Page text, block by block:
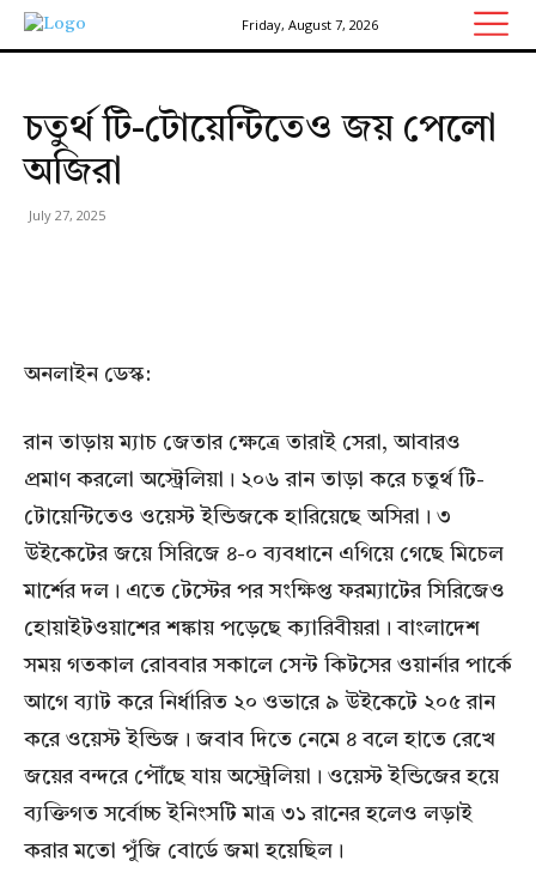
Friday, August 7, 2026
চতুর্থ টি-টোয়েন্টিতেও জয় পেলো
অজিরা
July 27, 2025
অনলাইন ডেস্ক:
রান তাড়ায় ম্যাচ জেতার ক্ষেত্রে তারাই সেরা, আবারও
প্রমাণ করলো অস্ট্রেলিয়া। ২০৬ রান তাড়া করে চতুর্থ টি-
টোয়েন্টিতেও ওয়েস্ট ইন্ডিজকে হারিয়েছে অসিরা। ৩
উইকেটের জয়ে সিরিজে ৪-০ ব্যবধানে এগিয়ে গেছে মিচেল
মার্শের দল। এতে টেস্টের পর সংক্ষিপ্ত ফরম্যাটের সিরিজেও
হোয়াইটওয়াশের শঙ্কায় পড়েছে ক্যারিবীয়রা। বাংলাদেশ
সময় গতকাল রোববার সকালে সেন্ট কিটসের ওয়ার্নার পার্কে
আগে ব্যাট করে নির্ধারিত ২০ ওভারে ৯ উইকেটে ২০৫ রান
করে ওয়েস্ট ইন্ডিজ। জবাব দিতে নেমে ৪ বলে হাতে রেখে
জয়ের বন্দরে পৌঁছে যায় অস্ট্রেলিয়া। ওয়েস্ট ইন্ডিজের হয়ে
ব্যক্তিগত সর্বোচ্চ ইনিংসটি মাত্র ৩১ রানের হলেও লড়াই
করার মতো পুঁজি বোর্ডে জমা হয়েছিল।